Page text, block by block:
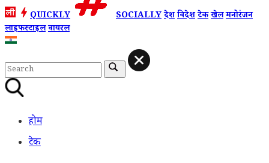
QUICKLY SOCIALLYदेशविदेशटेकखेलमनोरंजन
लाइफस्टाइलवायरल
होम
टेक